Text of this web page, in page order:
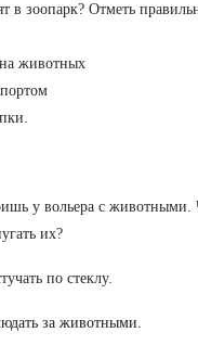
в зоопарк? Отметь
животных
у вольера с
их?
по стеклу.
за животными.